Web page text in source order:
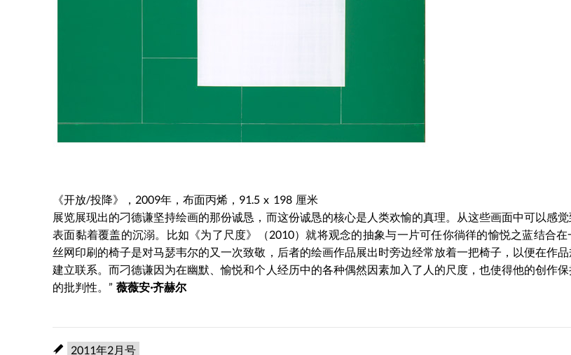
《开放/投降》，2009年，布面丙烯，91.5 x 198 厘米
展览展现出的刁德谦坚持绘画的那份诚恳，而这份诚恳的核心是人类欢愉的真理。从这些画面中可以感
表面黏着覆盖的沉溺。比如《为了尺度》（2010）就将观念的抽象与一片可任你徜徉的愉悦之蓝结合
丝网印刷的椅子是对马瑟韦尔的又一次致敬，后者的绘画作品展出时旁边经常放着一把椅子，以便在作
建立联系。而刁德谦因为在幽默、愉悦和个人经历中的各种偶然因素加入了人的尺度，也使得他的创作
的批判性。”薇薇安·齐赫尔
2011年2月号